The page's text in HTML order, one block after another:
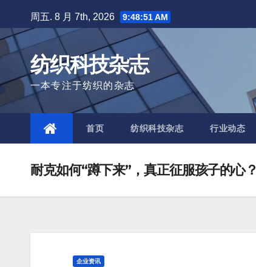
to
content
周五. 8 月 7th, 2026 9:48:53 AM
纺织科技杂志
一本专注于纺织的杂志
首页 纺织科技杂志 行业动态
耐克如何“蹲下来”，真正征服孩子的心？
企业资讯